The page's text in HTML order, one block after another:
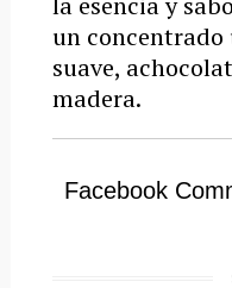
un concentrado
suave,
madera.
Facebook